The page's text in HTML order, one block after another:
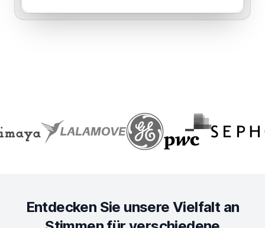
Entdecken Sie unsere Vielfalt an